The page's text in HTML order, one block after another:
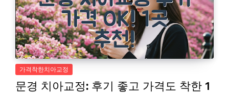
가격착한치아교정
문경 치아교정: 후기 좋고 가격도 착한 1